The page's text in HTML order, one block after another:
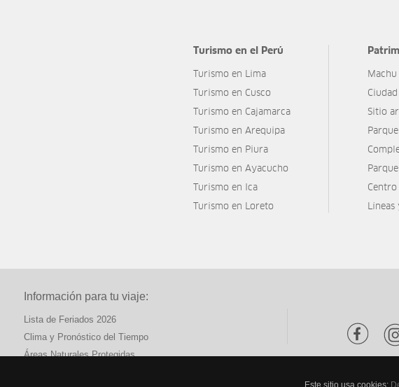
Turismo en el Perú
Turismo en Lima
Turismo en Cusco
Turismo en Cajamarca
Turismo en Arequipa
Turismo en Piura
Turismo en Ayacucho
Turismo en Ica
Turismo en Loreto
Sitio
Líneas
Información para tu viaje:
Lista de Feriados 2026
Clima y Pronóstico del Tiempo
Áreas Naturales Protegidas
Este sitio usa cookies: